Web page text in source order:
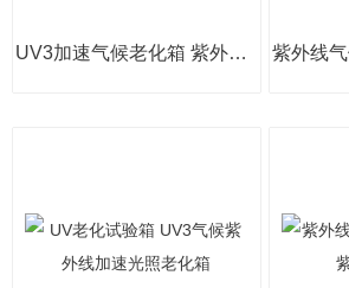
UV3加速气候老化箱 紫外线塑胶检测试验箱